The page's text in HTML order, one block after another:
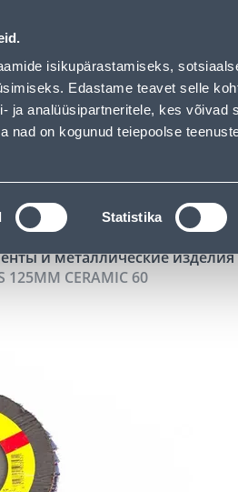
isikupärastamiseks,
Edastame teavet selle
ja analüüsipartneritele, kes võivad
nad on kogunud teiepoolse
Statistika
частных клиентов Услуги
ПОИСК
АРЕНДА
и металлические изделия
125MM CERAMIC 60